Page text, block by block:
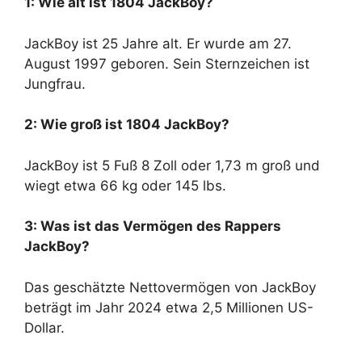
JackBoy ist 25 Jahre alt. Er wurde am 27.
August 1997 geboren. Sein Sternzeichen ist
Jungfrau.
2: Wie groß ist 1804 JackBoy?
JackBoy ist 5 Fuß 8 Zoll oder 1,73 m groß und
wiegt etwa 66 kg oder 145 lbs.
3: Was ist das Vermögen des Rappers
JackBoy?
Das geschätzte Nettovermögen von JackBoy
beträgt im Jahr 2024 etwa 2,5 Millionen US-
Dollar.